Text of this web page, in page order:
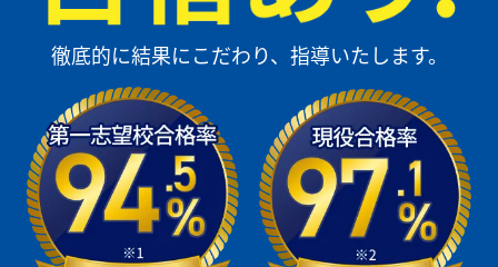
徹底的に結果にこだわり、指導いたします。